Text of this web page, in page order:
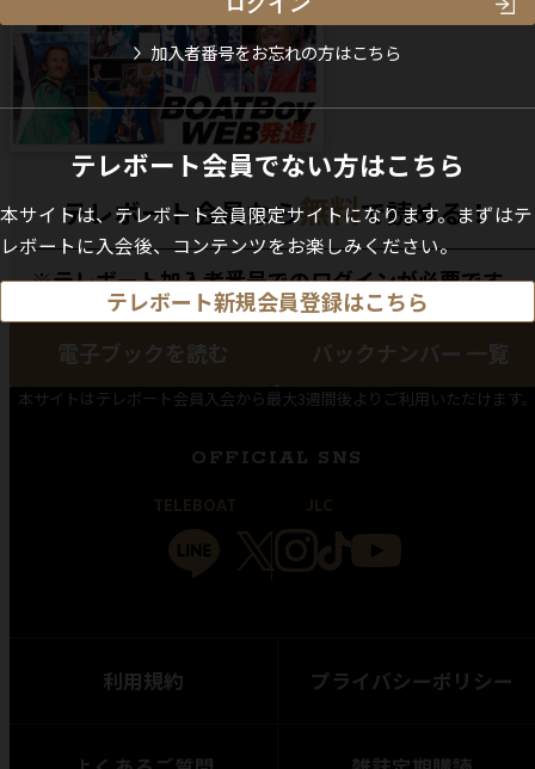
加入者番号をお忘れの方はこちら
テレボート会員でない方はこちら
本サイトは、テレボート会員限定サイトになります。まずはテ
レボートに入会後、コンテンツをお楽しみください。
テレボート新規会員登録はこちら
テレボート会員なら無料で読める！
※テレボート加入者番号でのログインが必要です。
電子ブックを読む バックナンバー 一覧
本サイトはテレボート会員入会から最大3週間後よりご利用いただけます
OFFICIAL SNS
利用規約 プライバシーポリシー